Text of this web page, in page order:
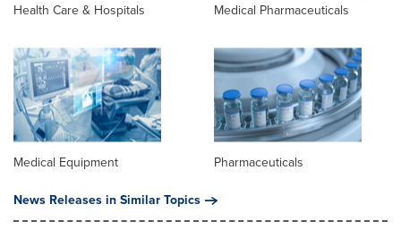
Health Care & Hospitals Medical Pharmaceuticals
Medical Equipment
Pharmaceuticals
News Releases in Similar Topics